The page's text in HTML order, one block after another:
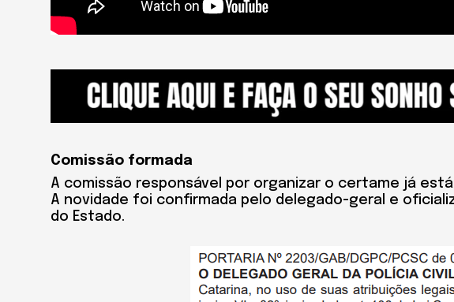
Comissão formada
A comissão responsável por organizar o certame já
A novidade foi confirmada pelo delegado-geral e
do Estado.